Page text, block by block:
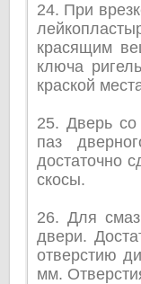
24. При
красящим
ключа
краской
25. Дверь со
паз
достаточно
скосы.
26. Для
двери.
отверстию
мм.